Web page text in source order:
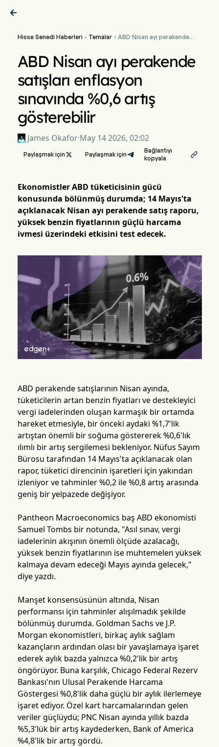

Hisse Senedi Haberleri  Temalar ABD Nisan ayı perakende
gösterebilir
ABD Nisan ayı perakende
satışları enflasyon
sınavında %0,6 artış
gösterebilir
James Okafor·May 14 2026, 02:02
Paylaşmak için  Paylaşmak için
Bağlantıyı
kopyala

Ekonomistler ABD tüketicisinin gücü
konusunda bölünmüş durumda; 14 Mayıs'ta
açıklanacak Nisan ayı perakende satış raporu,
yüksek benzin fiyatlarının güçlü harcama
ivmesi üzerindeki etkisini test edecek.
ABD perakende satışlarının Nisan ayında,
tüketicilerin artan benzin fiyatları ve destekleyici
vergi iadelerinden oluşan karmaşık bir ortamda
hareket etmesiyle, bir önceki aydaki %1,7'lik
artıştan önemli bir soğuma göstererek %0,6'lık
ılımlı bir artış sergilemesi bekleniyor. Nüfus Sayım
Bürosu tarafından 14 Mayıs'ta açıklanacak olan
rapor, tüketici direncinin işaretleri için yakından
izleniyor ve tahminler %0,2 ile %0,8 artış arasında
geniş bir yelpazede değişiyor.
Pantheon Macroeconomics baş ABD ekonomisti
Samuel Tombs bir notunda, "Asıl sınav, vergi
iadelerinin akışının önemli ölçüde azalacağı,
yüksek benzin fiyatlarının ise muhtemelen yüksek
kalmaya devam edeceği Mayıs ayında gelecek,"
diye yazdı.
Manşet konsensüsünün altında, Nisan
performansı için tahminler alışılmadık şekilde
bölünmüş durumda. Goldman Sachs ve J.P.
Morgan ekonomistleri, birkaç aylık sağlam
kazançların ardından olası bir yavaşlamaya işaret
ederek aylık bazda yalnızca %0,2'lik bir artış
öngörüyor. Buna karşılık, Chicago Federal Rezerv
Bankası'nın Ulusal Perakende Harcama
Göstergesi %0,8'lik daha güçlü bir aylık ilerlemeye
işaret ediyor. Özel kart harcamalarından gelen
veriler güçlüydü; PNC Nisan ayında yıllık bazda
%5,3'lük bir artış kaydederken, Bank of America
%4,8'lik bir artış gördü.